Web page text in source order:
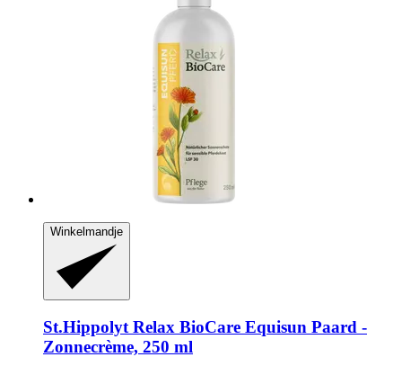
Winkelmandje
St.Hippolyt Relax BioCare Equisun Paard -​
Zonnecrème, 250 ml